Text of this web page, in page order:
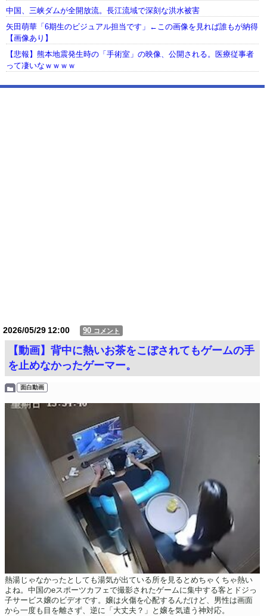
中国、三峡ダムが全開放流。長江流域で深刻な洪水被害
矢田萌華「6期生のビジュアル担当です」←この画像を見れば誰もが納得
【画像あり】
【悲報】熊本地震発生時の「手術室」の映像、公開される。医療従事者
って凄いなｗｗｗｗ
2026/05/2912:00 90 コメント
【動画】背中に熱いお茶をこぼされてもゲームの手
を止めなかったゲーマー。
面白動画
熱湯じゃなかったとしても湯気が出ている所を見るとめちゃくちゃ熱い
よね。中国のeスポーツカフェで撮影されたゲームに集中する客とドジっ
子サービス嬢のビデオです。嬢は火傷を心配するんだけど、男性は画面
から一度も目を離さず、逆に「大丈夫？」と嬢を気遣う神対応。